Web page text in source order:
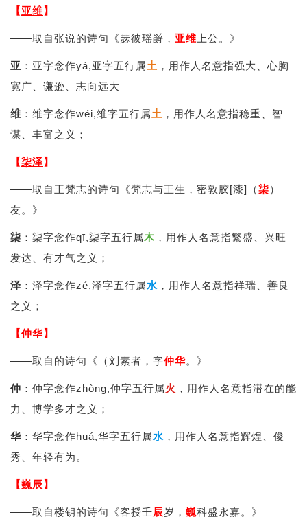
【亚维】
——取自张说的诗句《瑟彼瑶爵， 亚维 上公。》
亚 ：亚字念作yà,亚字五行属土 ，用作人名意指强大、心胸
宽广、谦逊、志向远大
维 ：维字念作wéi,维字五行属土 ，用作人名意指稳重、智
谋、丰富之义；
【柒泽】
——取自王梵志的诗句《梵志与王生，密敦胶[漆]（柒）
友。》
柒 ：柒字念作qī,柒字五行属木 ，用作人名意指繁盛、兴旺
发达、有才气之义；
泽 ：泽字念作zé,泽字五行属水 ，用作人名意指祥瑞、善良
之义；
【仲华】
——取自的诗句《（刘素者，字仲华。》
仲 ：仲字念作zhòng,仲字五行属火 ，用作人名意指潜在的能
力、博学多才之义；
华 ：华字念作huá,华字五行属水 ，用作人名意指辉煌、俊
秀、年轻有为。
【巍辰】
——取自楼钥的诗句《客授壬辰岁， 巍科盛永嘉。》